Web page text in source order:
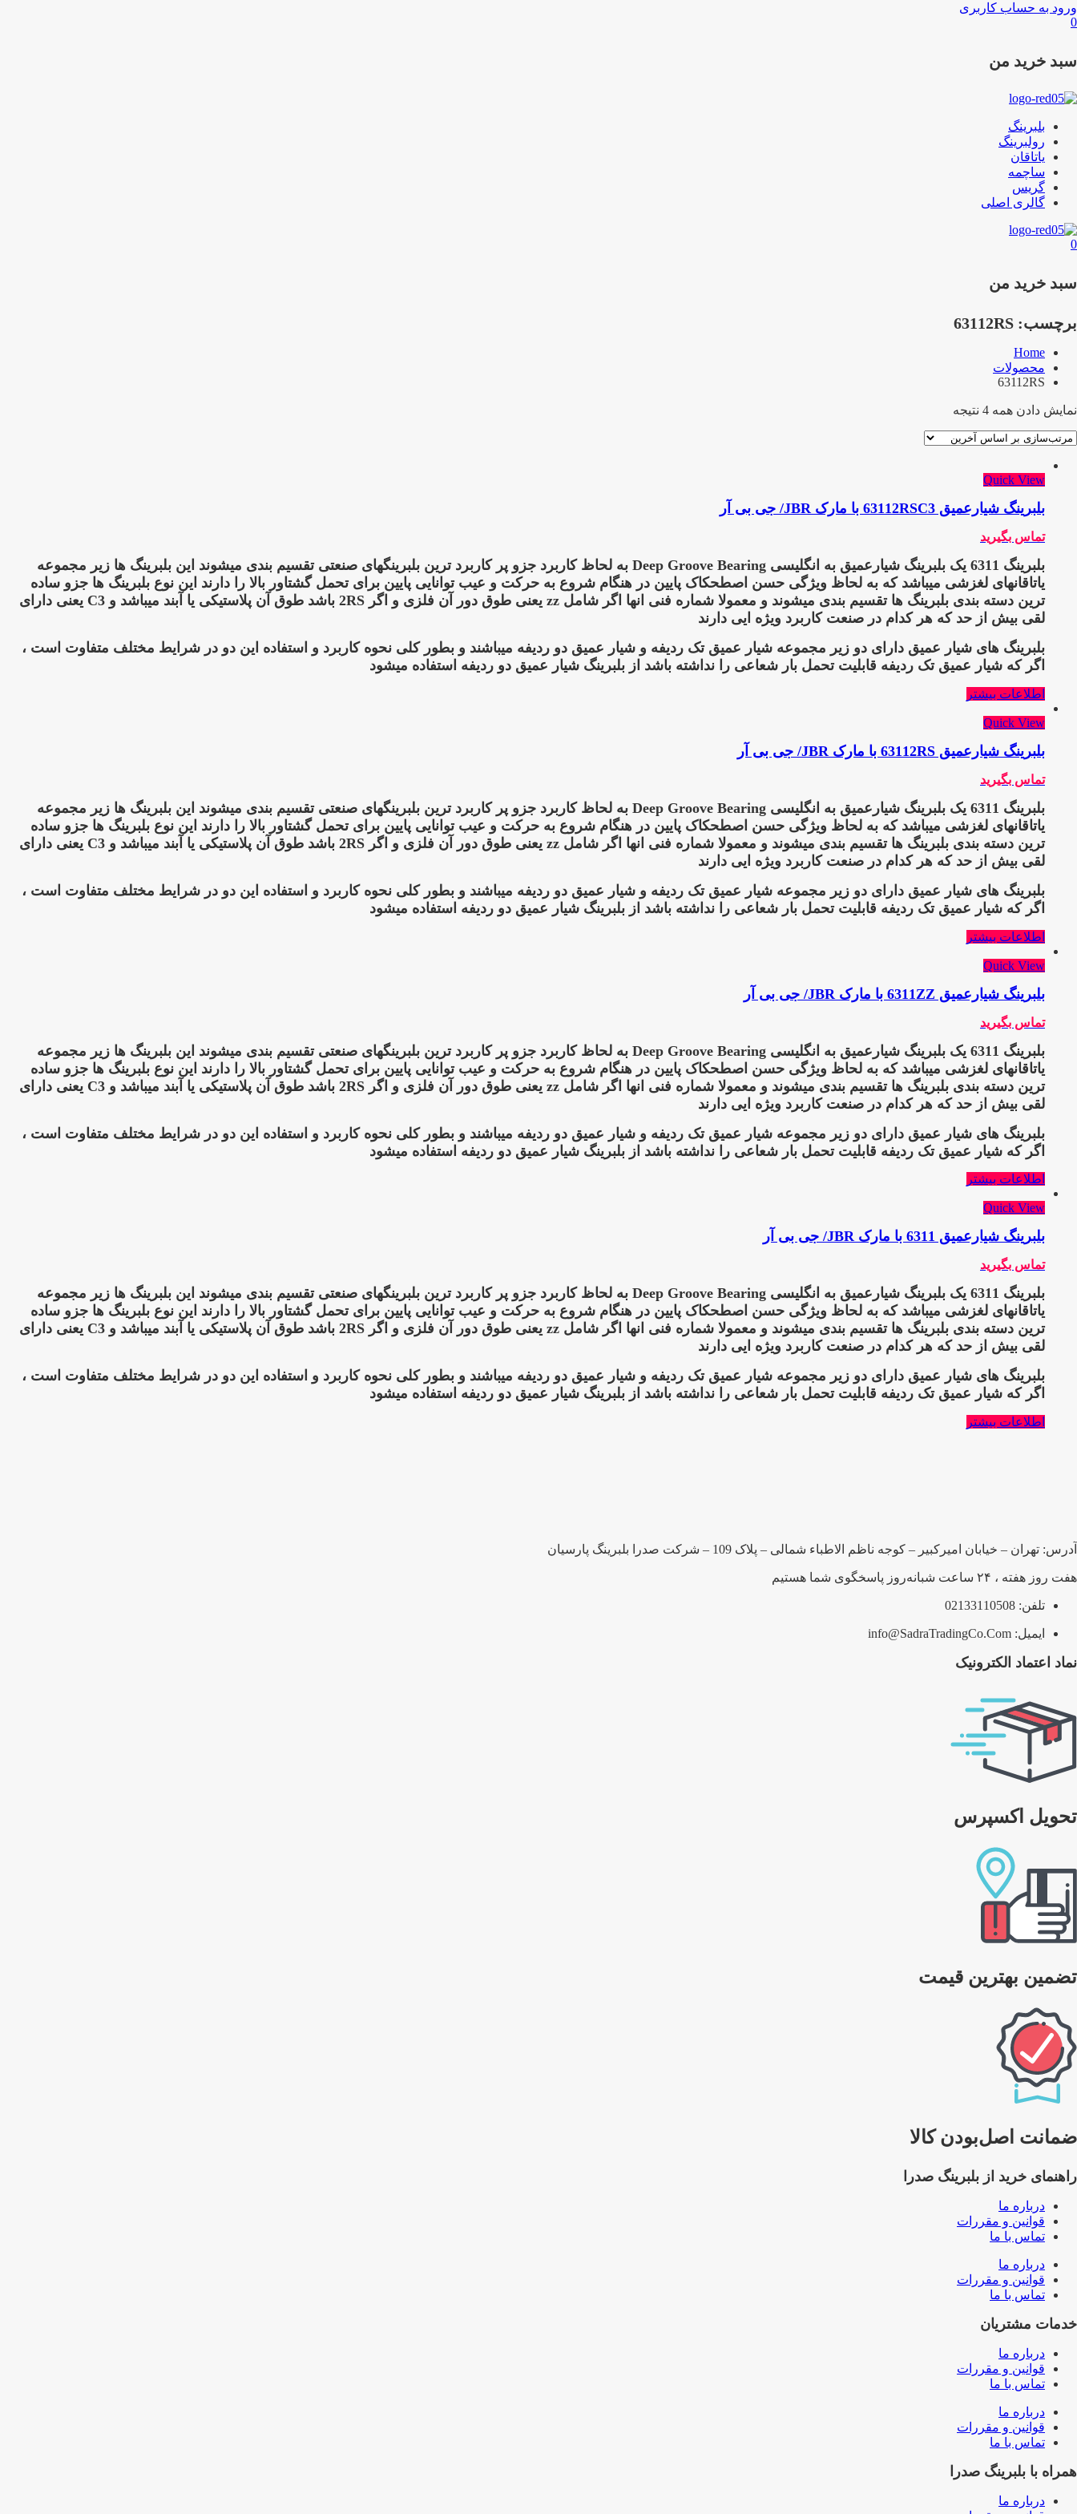
ورود به حساب کاربری
0
سبد خرید من
بلبرینگ
رولبرینگ
یاتاقان
ساچمه
گریس
گالری اصلی
0
سبد خرید من
برچسب: 63112RS
Home
محصولات
63112RS
نمایش دادن همه 4 نتیجه
Quick View
بلبرینگ شیارعمیق 63112RSC3 با مارک JBR/ جی بی آر
تماس بگیرید
بلبرینگ 6311
یک بلبرینگ شیارعمیق به انگلیسی Deep Groove Bearing به لحاظ کاربرد جزو پر کاربرد ترین بلبرینگهای صنعتی تقسیم بندی میشوند این بلبرینگ ها زیر مجموعه
یاتاقانهای لغزشی میباشد که به لحاظ ویژگی حسن اصطحکاک پایین در هنگام شروع به حرکت و عیب توانایی پایین برای تحمل گشتاور بالا را دارند این نوع بلبرینگ ها جزو ساده
ترین دسته بندی بلبرینگ ها تقسیم بندی میشوند و معمولا شماره فنی انها اگر شامل zz یعنی طوق دور آن فلزی و اگر 2RS باشد طوق آن پلاستیکی یا آبند میباشد و C3 یعنی دارای
لقی بیش از حد که هر کدام در صنعت کاربرد ویژه ایی دارند
بلبرینگ های شیار عمیق دارای دو زیر مجموعه شیار عمیق تک ردیفه و شیار عمیق دو ردیفه میباشند و بطور کلی نحوه کاربرد و استفاده این دو در شرایط مختلف متفاوت است ،
اگر که شیار عمیق تک ردیفه قابلیت تحمل بار شعاعی را نداشته باشد از بلبرینگ شیار عمیق دو ردیفه استفاده میشود
اطلاعات بیشتر
Quick View
بلبرینگ شیارعمیق 63112RS با مارک JBR/ جی بی آر
تماس بگیرید
بلبرینگ 6311
یک بلبرینگ شیارعمیق به انگلیسی Deep Groove Bearing به لحاظ کاربرد جزو پر کاربرد ترین بلبرینگهای صنعتی تقسیم بندی میشوند این بلبرینگ ها زیر مجموعه
یاتاقانهای لغزشی میباشد که به لحاظ ویژگی حسن اصطحکاک پایین در هنگام شروع به حرکت و عیب توانایی پایین برای تحمل گشتاور بالا را دارند این نوع بلبرینگ ها جزو ساده
ترین دسته بندی بلبرینگ ها تقسیم بندی میشوند و معمولا شماره فنی انها اگر شامل zz یعنی طوق دور آن فلزی و اگر 2RS باشد طوق آن پلاستیکی یا آبند میباشد و C3 یعنی دارای
لقی بیش از حد که هر کدام در صنعت کاربرد ویژه ایی دارند
بلبرینگ های شیار عمیق دارای دو زیر مجموعه شیار عمیق تک ردیفه و شیار عمیق دو ردیفه میباشند و بطور کلی نحوه کاربرد و استفاده این دو در شرایط مختلف متفاوت است ،
اگر که شیار عمیق تک ردیفه قابلیت تحمل بار شعاعی را نداشته باشد از بلبرینگ شیار عمیق دو ردیفه استفاده میشود
اطلاعات بیشتر
Quick View
بلبرینگ شیارعمیق 6311ZZ با مارک JBR/ جی بی آر
تماس بگیرید
بلبرینگ 6311
یک بلبرینگ شیارعمیق به انگلیسی Deep Groove Bearing به لحاظ کاربرد جزو پر کاربرد ترین بلبرینگهای صنعتی تقسیم بندی میشوند این بلبرینگ ها زیر مجموعه
یاتاقانهای لغزشی میباشد که به لحاظ ویژگی حسن اصطحکاک پایین در هنگام شروع به حرکت و عیب توانایی پایین برای تحمل گشتاور بالا را دارند این نوع بلبرینگ ها جزو ساده
ترین دسته بندی بلبرینگ ها تقسیم بندی میشوند و معمولا شماره فنی انها اگر شامل zz یعنی طوق دور آن فلزی و اگر 2RS باشد طوق آن پلاستیکی یا آبند میباشد و C3 یعنی دارای
لقی بیش از حد که هر کدام در صنعت کاربرد ویژه ایی دارند
بلبرینگ های شیار عمیق دارای دو زیر مجموعه شیار عمیق تک ردیفه و شیار عمیق دو ردیفه میباشند و بطور کلی نحوه کاربرد و استفاده این دو در شرایط مختلف متفاوت است ،
اگر که شیار عمیق تک ردیفه قابلیت تحمل بار شعاعی را نداشته باشد از بلبرینگ شیار عمیق دو ردیفه استفاده میشود
اطلاعات بیشتر
Quick View
بلبرینگ شیارعمیق 6311 با مارک JBR/ جی بی آر
تماس بگیرید
بلبرینگ 6311
یک بلبرینگ شیارعمیق به انگلیسی Deep Groove Bearing به لحاظ کاربرد جزو پر کاربرد ترین بلبرینگهای صنعتی تقسیم بندی میشوند این بلبرینگ ها زیر مجموعه
یاتاقانهای لغزشی میباشد که به لحاظ ویژگی حسن اصطحکاک پایین در هنگام شروع به حرکت و عیب توانایی پایین برای تحمل گشتاور بالا را دارند این نوع بلبرینگ ها جزو ساده
ترین دسته بندی بلبرینگ ها تقسیم بندی میشوند و معمولا شماره فنی انها اگر شامل zz یعنی طوق دور آن فلزی و اگر 2RS باشد طوق آن پلاستیکی یا آبند میباشد و C3 یعنی دارای
لقی بیش از حد که هر کدام در صنعت کاربرد ویژه ایی دارند
بلبرینگ های شیار عمیق دارای دو زیر مجموعه شیار عمیق تک ردیفه و شیار عمیق دو ردیفه میباشند و بطور کلی نحوه کاربرد و استفاده این دو در شرایط مختلف متفاوت است ،
اگر که شیار عمیق تک ردیفه قابلیت تحمل بار شعاعی را نداشته باشد از بلبرینگ شیار عمیق دو ردیفه استفاده میشود
اطلاعات بیشتر
آدرس: تهران – خیابان امیرکبیر – کوجه ناظم الاطباء شمالی – پلاک 109 – شرکت صدرا بلبرینگ پارسیان
هفت روز هفته ، ۲۴ ساعت شبانه‌روز پاسخگوی شما هستیم
تلفن: 02133110508
ایمیل: info@SadraTradingCo.Com
نماد اعتماد الکترونیک
تحویل اکسپرس
تضمین بهترین قیمت
ضمانت اصل‌بودن کالا
راهنمای خرید از بلبرینگ صدرا
درباره ما
قوانین و مقررات
تماس با ما
درباره ما
قوانین و مقررات
تماس با ما
خدمات مشتریان
درباره ما
قوانین و مقررات
تماس با ما
درباره ما
قوانین و مقررات
تماس با ما
همراه با بلبرینگ صدرا
درباره ما